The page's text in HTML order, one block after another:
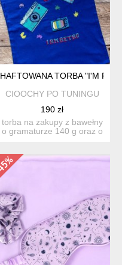
HAFTOWANA TORBA "I'M
CIOOCHY PO TUNINGU
190 zł
torba na zakupy z bawełny
o gramaturze 140 g oraz o